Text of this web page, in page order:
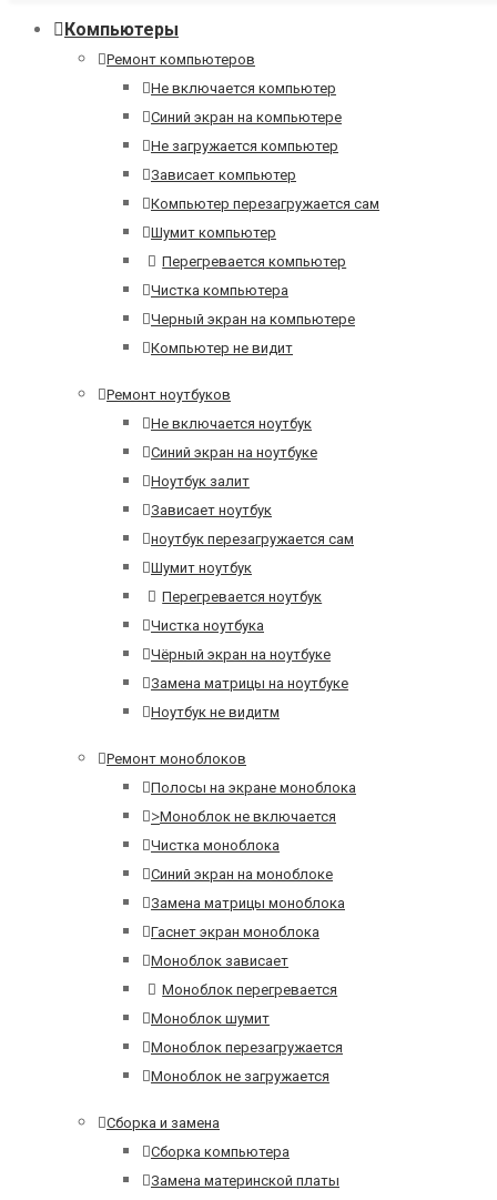
Компьютеры
Ремонт компьютеров
Не включается компьютер
Синий экран на компьютере
Не загружается компьютер
Зависает компьютер
Компьютер перезагружается сам
Шумит компьютер
Перегревается компьютер
Чистка компьютера
Черный экран на компьютере
Компьютер не видит
Ремонт ноутбуков
Не включается ноутбук
Синий экран на ноутбуке
Ноутбук залит
Зависает ноутбук
ноутбук перезагружается сам
Шумит ноутбук
Перегревается ноутбук
Чистка ноутбука
Чёрный экран на ноутбуке
Замена матрицы на ноутбуке
Ноутбук не видитм
Ремонт моноблоков
Полосы на экране моноблока
>Моноблок не включается
Чистка моноблока
Синий экран на моноблоке
Замена матрицы моноблока
Гаснет экран моноблока
Моноблок зависает
Моноблок перегревается
Моноблок шумит
Моноблок перезагружается
Моноблок не загружается
Сборка и замена
Сборка компьютера
Замена материнской платы